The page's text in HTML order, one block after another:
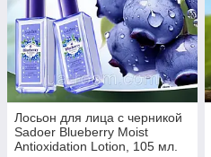
Лосьон для лица с черникой
Sadoer Blueberry Moist
Antioxidation Lotion, 105 мл.